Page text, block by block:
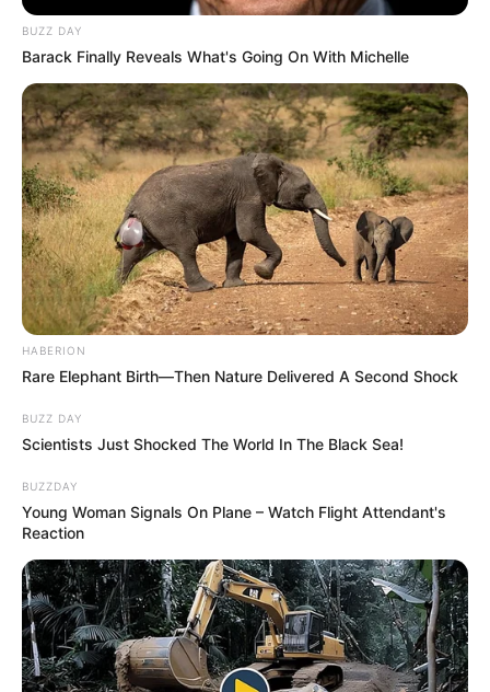
BUZZ DAY
Barack Finally Reveals What's Going On With Michelle
HABERION
Rare Elephant Birth—Then Nature Delivered A Second Shock
BUZZ DAY
Scientists Just Shocked The World In The Black Sea!
BUZZDAY
Young Woman Signals On Plane – Watch Flight Attendant's
Reaction